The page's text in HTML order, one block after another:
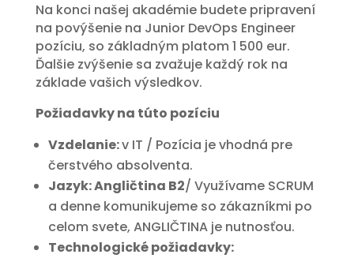
Na konci našej akadémie budete pripravení
na povýšenie na Junior DevOps Engineer
pozíciu, so základným platom 1 500 eur.
Ďalšie zvýšenie sa zvažuje každý rok na
základe vašich výsledkov.
Požiadavky na túto pozíciu
Vzdelanie:v IT / Pozícia je vhodná pre
čerstvého absolventa.
Jazyk: Angličtina B2/ Využívame SCRUM
a denne komunikujeme so zákazníkmi po
celom svete, ANGLIČTINA je nutnosťou.
Technologické požiadavky: